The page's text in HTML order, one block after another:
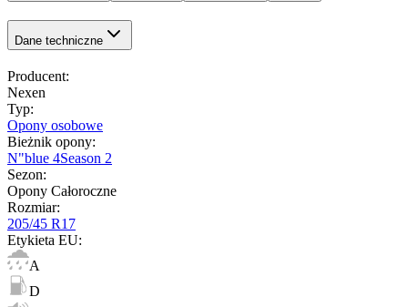
Dane techniczne
Producent:
Nexen
Typ:
Opony osobowe
Bieżnik opony:
N"blue 4Season 2
Sezon:
Opony Całoroczne
Rozmiar:
205/45 R17
Etykieta EU:
A
D